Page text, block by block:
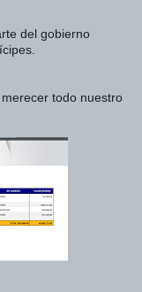
del gobierno
todo nuestro